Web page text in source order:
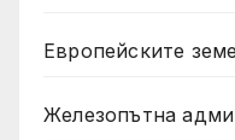
Европейските
Железопътна